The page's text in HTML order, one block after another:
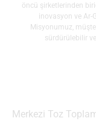
öncü şirketlerinden
inovasyon ve Ar-
Misyonumuz,
sürdürülebilir
Merkezi Toz